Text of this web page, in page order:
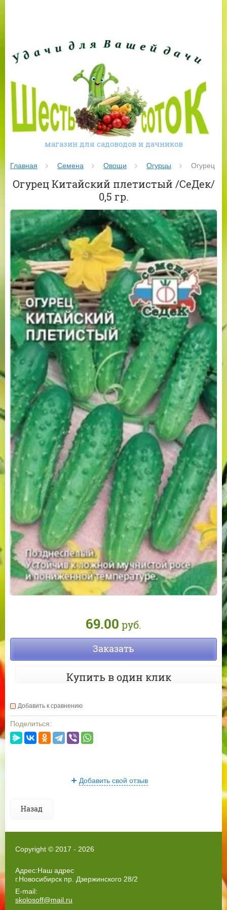
магазин для садоводов и дачников
Главная Семена Овощи Огурцы Огурец
Огурец Китайский плетистый /СеДек/
0,5 гр.
69.00 руб.
Заказать
Купить в один клик
Добавить к сравнению
Поделиться:
Добавить свой отзыв
Назад
Copyright © 2017 - 2026
Адрес:Наш адрес
г.Новосибирск пр. Дзержинского 28/2
E-mail:
skolosoff@mail.ru